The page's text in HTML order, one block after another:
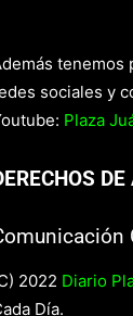
tenemos
sociales y
Plaza
2022 Diario
Día.